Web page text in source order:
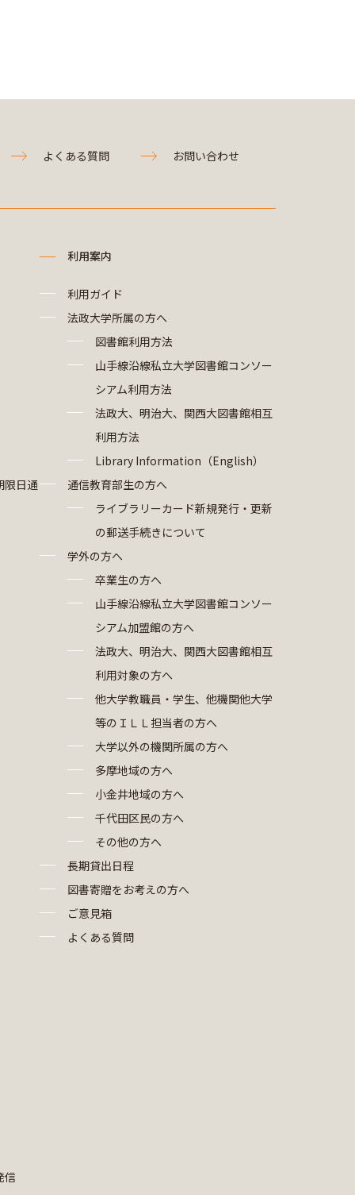
よくある質問 お問い合わせ
限日通
利用案内
利用ガイド
法政大学所属の方へ
図書館利用方法
山手線沿線私立大学図書館コンソー
シアム利用方法
法政大、明治大、関西大図書館相互
利用方法
Library Information（English）
通信教育部生の方へ
ライブラリーカード新規発行・更新
の郵送手続きについて
学外の方へ
卒業生の方へ
山手線沿線私立大学図書館コンソー
シアム加盟館の方へ
法政大、明治大、関西大図書館相互
利用対象の方へ
他大学教職員・学生、他機関他大学
等のＩＬＬ担当者の方へ
大学以外の機関所属の方へ
多摩地域の方へ
小金井地域の方へ
千代田区民の方へ
その他の方へ
長期貸出日程
図書寄贈をお考えの方へ
ご意見箱
よくある質問
信